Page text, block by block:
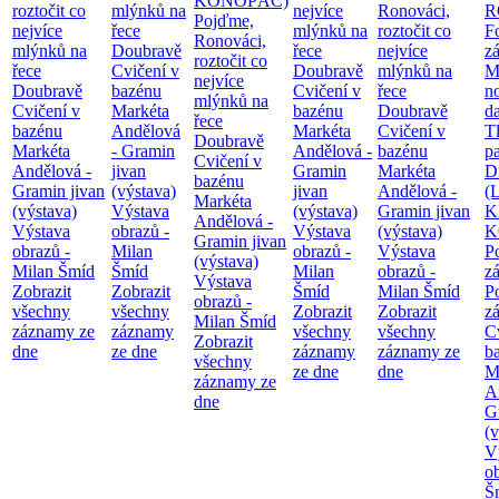
roztočit co
nejvíce
mlýnků na
řece
Doubravě
Cvičení v
bazénu
Markéta
Andělová -
Gramin jivan
(výstava)
Výstava
obrazů -
Milan Šmíd
Zobrazit
všechny
záznamy ze
dne
mlýnků na
řece
Doubravě
Cvičení v
bazénu
Markéta
Andělová
- Gramin
jivan
(výstava)
Výstava
obrazů -
Milan
Šmíd
Zobrazit
všechny
záznamy
ze dne
Pojďme,
Ronováci,
roztočit co
nejvíce
mlýnků na
řece
Doubravě
Cvičení v
bazénu
Markéta
Andělová -
Gramin jivan
(výstava)
Výstava
obrazů -
Milan Šmíd
Zobrazit
všechny
záznamy ze
dne
nejvíce
mlýnků na
řece
Doubravě
Cvičení v
bazénu
Markéta
Andělová -
Gramin
jivan
(výstava)
Výstava
obrazů -
Milan
Šmíd
Zobrazit
všechny
záznamy
ze dne
Ronováci,
roztočit co
nejvíce
mlýnků na
řece
Doubravě
Cvičení v
bazénu
Markéta
Andělová -
Gramin jivan
(výstava)
Výstava
obrazů -
Milan Šmíd
Zobrazit
všechny
záznamy ze
dne